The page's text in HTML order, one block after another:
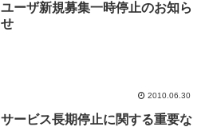
ユーザ新規募集一時停止のお知ら
せ
2010.06.30
サービス長期停止に関する重要な